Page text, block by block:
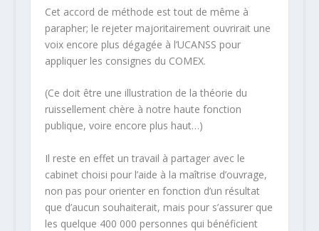
Cet accord de méthode est tout de même à
parapher; le rejeter majoritairement ouvrirait une
voix encore plus dégagée à l’UCANSS pour
appliquer les consignes du COMEX.
(Ce doit être une illustration de la théorie du
ruissellement chère à notre haute fonction
publique, voire encore plus haut…)
Il reste en effet un travail à partager avec le
cabinet choisi pour l’aide à la maîtrise d’ouvrage,
non pas pour orienter en fonction d’un résultat
que d’aucun souhaiterait, mais pour s’assurer que
les quelque 400 000 personnes qui bénéficient